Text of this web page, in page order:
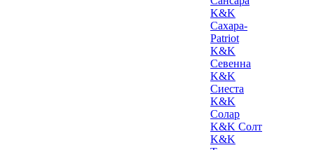
K&K
Сахара-
Patriot
K&K
Севенна
K&K
Сиеста
K&K
Солар
K&K Солт
K&K